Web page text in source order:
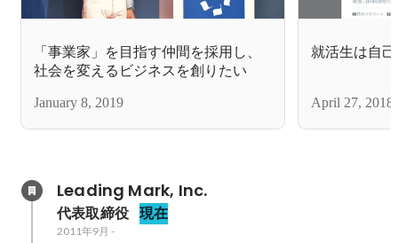
「事業家」を目指す仲間を採用し、
社会を変えるビジネスを創りたい
January 8, 2019
就活生は自
April 27, 2018
Leading Mark, Inc.
代表取締役 現在
2011年9月 -